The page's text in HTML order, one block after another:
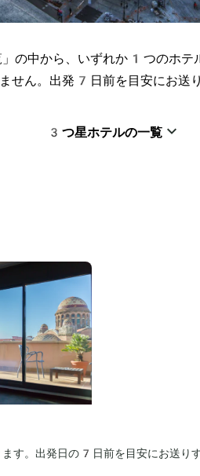
の中から、いずれか1つのホテ
せん。出発7日前を目安にお送
3つ星ホテルの一覧
す。出発日の7日前を目安にお送り